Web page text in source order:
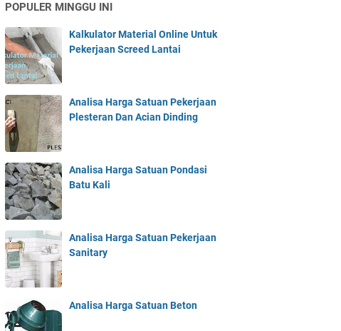
POPULER MINGGU INI
Kalkulator Material Online Untuk
Pekerjaan Screed Lantai
Analisa Harga Satuan Pekerjaan
Plesteran Dan Acian Dinding
Analisa Harga Satuan Pondasi
Batu Kali
Analisa Harga Satuan Pekerjaan
Sanitary
Analisa Harga Satuan Beton